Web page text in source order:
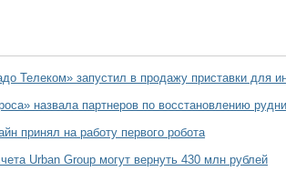
Телеком» запустил в продажу приставки для
назвала партнеров по восстановлению
принял на работу первого робота
Urban Group могут вернуть 430 млн рублей